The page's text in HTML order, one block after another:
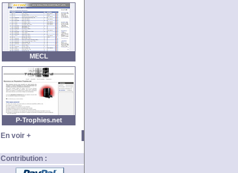
MECL
P-Trophies.net
En voir +
Contribution :